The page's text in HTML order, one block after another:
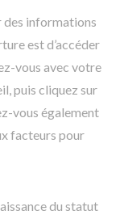
informations
est d’accéder
vous avec votre
puis cliquez sur
vous également
facteurs pour
du statut